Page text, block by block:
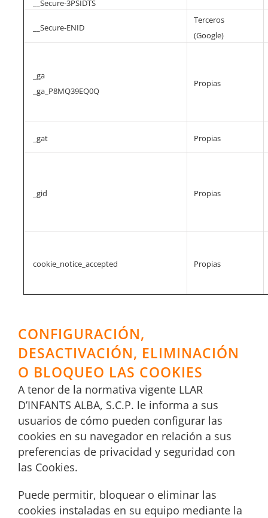
__Secure-3PSIDTS
__Secure-ENID
Terceros
(Google)
_ga
_ga_P8MQ39EQ0Q
Propias
_gat Propias
_gid Propias
cookie_notice_accepted Propias
CONFIGURACIÓN,
DESACTIVACIÓN, ELIMINACIÓN
O BLOQUEO LAS COOKIES
A tenor de la normativa vigente LLAR
D’INFANTS ALBA, S.C.P. le informa a sus
usuarios de cómo pueden configurar las
cookies en su navegador en relación a sus
preferencias de privacidad y seguridad con
las Cookies.
Puede permitir, bloquear o eliminar las
cookies instaladas en su equipo mediante la